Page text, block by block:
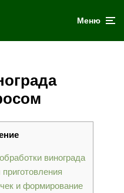
Меню
винограда
и формирование